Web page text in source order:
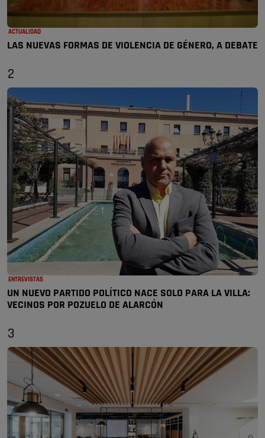
ACTUALIDAD
LAS NUEVAS FORMAS DE VIOLENCIA DE GÉNERO, A DEBATE
2
ENTREVISTAS
UN NUEVO PARTIDO POLÍTICO NACE SOLO PARA LA VILLA:
VECINOS POR POZUELO DE ALARCÓN
3